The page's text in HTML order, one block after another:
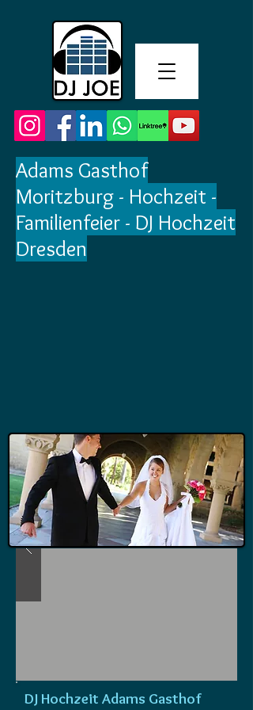
Adams Gasthof
Moritzburg - Hochzeit -
Familienfeier - DJ Hochzeit
Dresden
DJ Hochzeit Adams Gasthof